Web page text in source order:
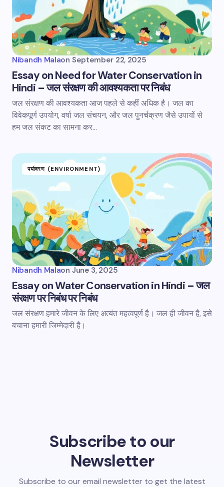
Nibandh Malaon September 22, 2025
Essay on Need for Water Conservation in
Hindi – जल संरक्षण की आवश्यकता पर निबंध
जल संरक्षण की आवश्यकता आज पहले से कहीं अधिक है। जल का
विवेकपूर्ण उपयोग, वर्षा जल संचयन, और जल पुनर्चक्रण जैसे उपायों से
हम जल संकट का सामना कर…
पर्यावरण (ENVIRONMENT)
Nibandh Malaon June 3, 2025
Essay on Water Conservation in Hindi – जल
संरक्षण पर निबंध पर निबंध
जल संरक्षण हमारे जीवन के लिए अत्यंत महत्वपूर्ण है। जल ही जीवन है, इसे
बचाना हमारी जिम्मेदारी है।
Subscribe to our
Newsletter
Subscribe to our email newsletter to get the latest